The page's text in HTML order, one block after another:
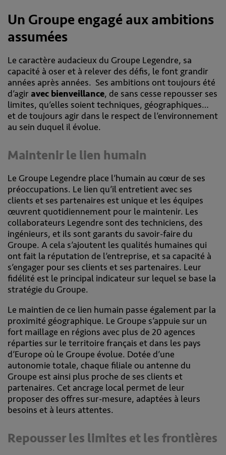
Un Groupe engagé aux ambitions
assumées
Le caractère audacieux du Groupe Legendre, sa
capacité à oser et à relever des défis, le font grandir
années après années. Ses ambitions ont toujours été
d’agiravec bienveillance, de sans cesse repousser ses
limites, qu’elles soient techniques, géographiques…
et de toujours agir dans le respect de l’environnement
au sein duquel il évolue.
Maintenir le lien humain
Le Groupe Legendre place l’humain au cœur de ses
préoccupations. Le lien qu’il entretient avec ses
clients et ses partenaires est unique et les équipes
œuvrent quotidiennement pour le maintenir. Les
collaborateurs Legendre sont des techniciens, des
ingénieurs, et ils sont garants du savoir-faire du
Groupe. A cela s’ajoutent les qualités humaines qui
ont fait la réputation de l’entreprise, et sa capacité à
s’engager pour ses clients et ses partenaires. Leur
fidélité est le principal indicateur sur lequel se base la
stratégie du Groupe.
Le maintien de ce lien humain passe également par la
proximité géographique. Le Groupe s’appuie sur un
fort maillage en régions avec plus de 20 agences
réparties sur le territoire français et dans les pays
d’Europe où le Groupe évolue. Dotée d’une
autonomie totale, chaque filiale ou antenne du
Groupe est ainsi plus proche de ses clients et
partenaires. Cet ancrage local permet de leur
proposer des offres sur-mesure, adaptées à leurs
besoins et à leurs attentes.
Repousser les limites et les frontières